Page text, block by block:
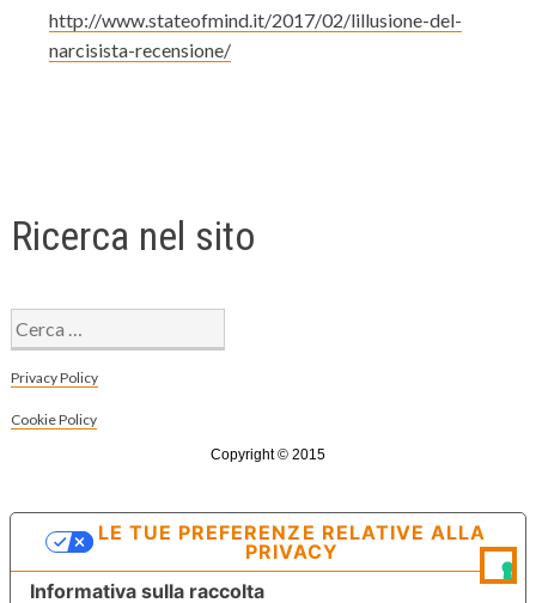
http://www.stateofmind.it/2017/02/lillusione-del-
narcisista-recensione/
Ricerca nel sito
Ricerca
per:
Privacy Policy
Cookie Policy
Copyright © 2015
Informativa sulla raccolta
LE TUE PREFERENZE RELATIVE ALLA
PRIVACY